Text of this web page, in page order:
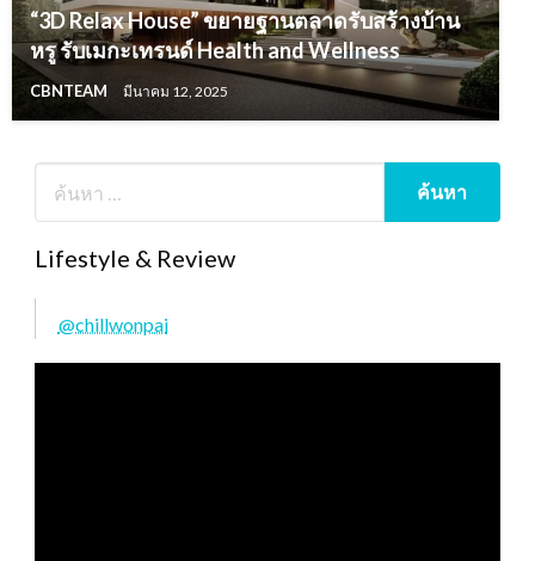
“3D Relax House” ขยายฐานตลาดรับสร้างบ้าน
หรู รับเมกะเทรนด์ Health and Wellness
CBNTEAM มีนาคม 12, 2025
Lifestyle & Review
@chillwonpai